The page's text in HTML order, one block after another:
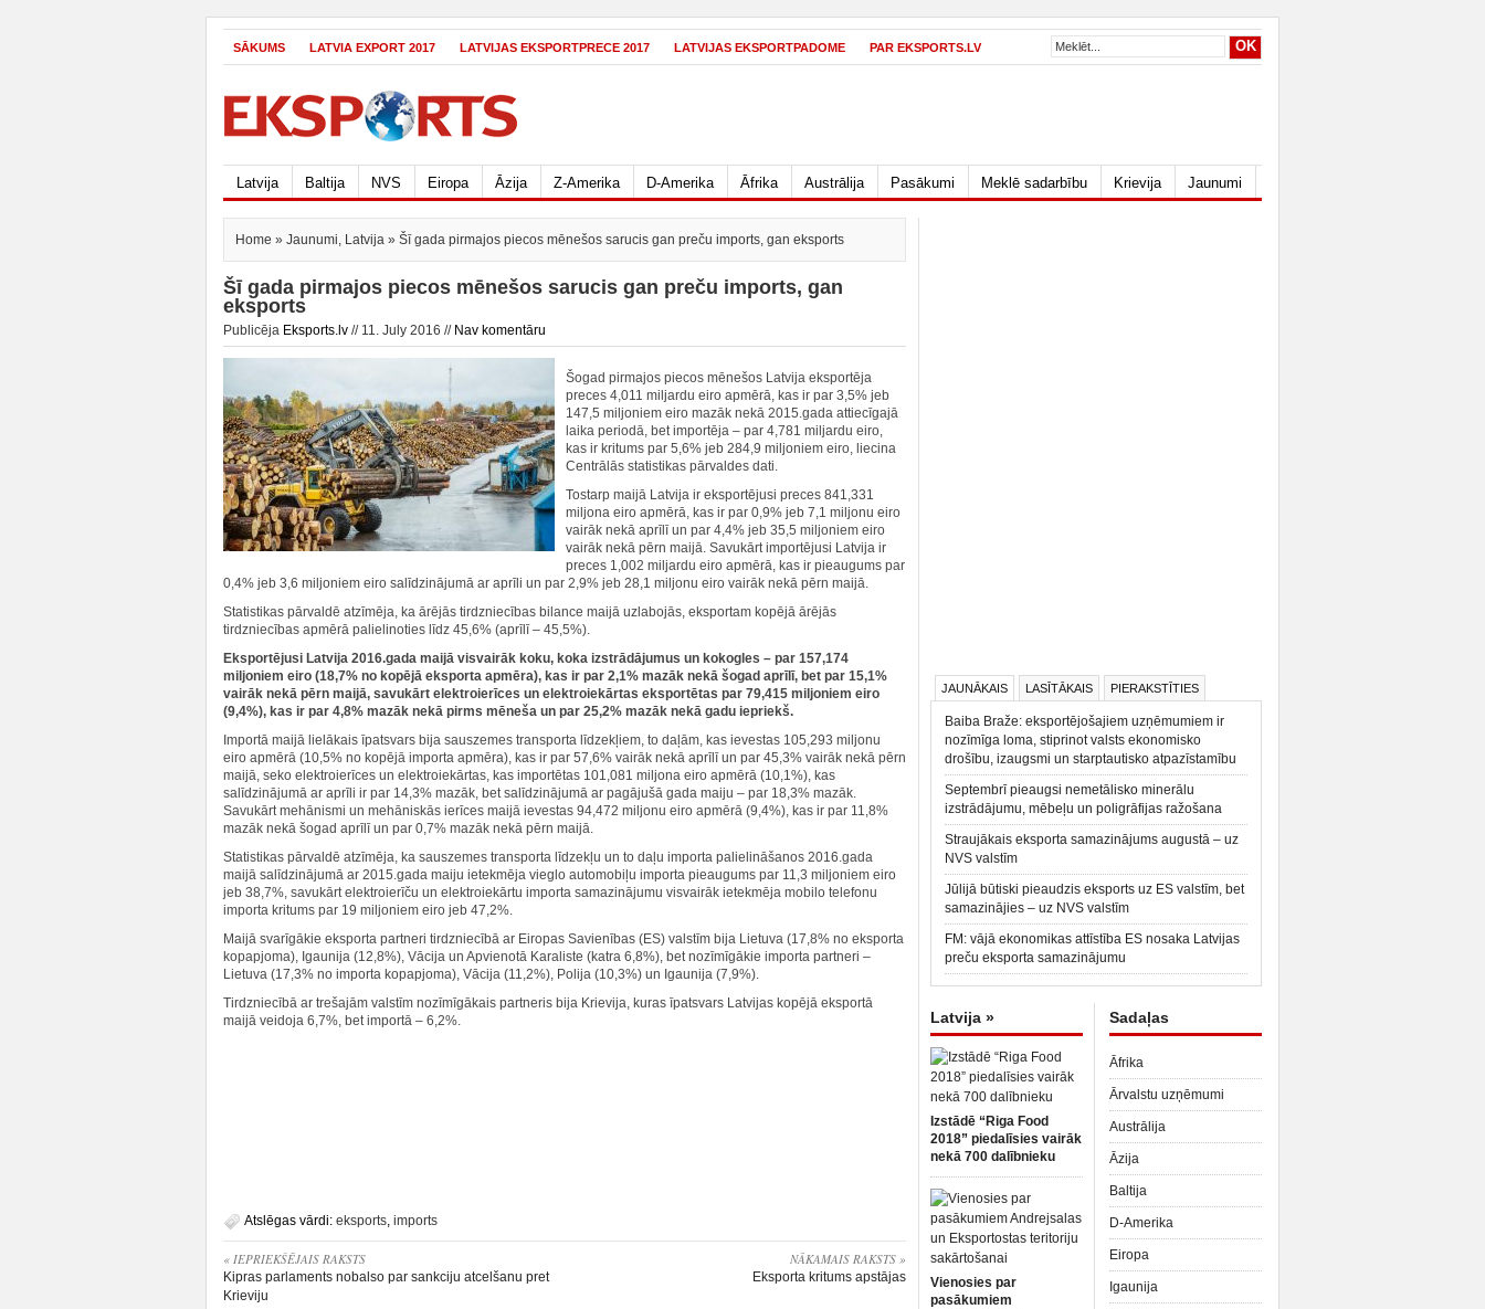
SĀKUMS LATVIA EXPORT 2017 LATVIJAS EKSPORTPRECE 2017 LATVIJAS EKSPORTPADOME PAR EKSPORTS.LV
Latvija Baltija NVS Eiropa Āzija Z-Amerika D-Amerika Āfrika Austrālija Pasākumi Meklē sadarbību Krievija Jaunumi
Home » Jaunumi, Latvija » Šī gada pirmajos piecos mēnešos sarucis gan preču imports, gan eksports
Šī gada pirmajos piecos mēnešos sarucis gan preču imports, gan
eksports
Publicēja Eksports.lv // 11. July 2016 // Nav komentāru
Šogad pirmajos piecos mēnešos Latvija eksportēja
preces 4,011 miljardu eiro apmērā, kas ir par 3,5% jeb
147,5 miljoniem eiro mazāk nekā 2015.gada attiecīgajā
laika periodā, bet importēja – par 4,781 miljardu eiro,
kas ir kritums par 5,6% jeb 284,9 miljoniem eiro, liecina
Centrālās statistikas pārvaldes dati.
Tostarp maijā Latvija ir eksportējusi preces 841,331
miljona eiro apmērā, kas ir par 0,9% jeb 7,1 miljonu eiro
vairāk nekā aprīlī un par 4,4% jeb 35,5 miljoniem eiro
vairāk nekā pērn maijā. Savukārt importējusi Latvija ir
preces 1,002 miljardu eiro apmērā, kas ir pieaugums par
0,4% jeb 3,6 miljoniem eiro salīdzinājumā ar aprīli un par 2,9% jeb 28,1 miljonu eiro vairāk nekā pērn maijā.
Statistikas pārvaldē atzīmēja, ka ārējās tirdzniecības bilance maijā uzlabojās, eksportam kopējā ārējās
tirdzniecības apmērā palielinoties līdz 45,6% (aprīlī – 45,5%).
Eksportējusi Latvija 2016.gada maijā visvairāk koku, koka izstrādājumus un kokogles – par 157,174
miljoniem eiro (18,7% no kopējā eksporta apmēra), kas ir par 2,1% mazāk nekā šogad aprīlī, bet par 15,1%
vairāk nekā pērn maijā, savukārt elektroierīces un elektroiekārtas eksportētas par 79,415 miljoniem eiro
(9,4%), kas ir par 4,8% mazāk nekā pirms mēneša un par 25,2% mazāk nekā gadu iepriekš.
Importā maijā lielākais īpatsvars bija sauszemes transporta līdzekļiem, to daļām, kas ievestas 105,293 miljonu
eiro apmērā (10,5% no kopējā importa apmēra), kas ir par 57,6% vairāk nekā aprīlī un par 45,3% vairāk nekā pērn
maijā, seko elektroierīces un elektroiekārtas, kas importētas 101,081 miljona eiro apmērā (10,1%), kas
salīdzinājumā ar aprīli ir par 14,3% mazāk, bet salīdzinājumā ar pagājušā gada maiju – par 18,3% mazāk.
Savukārt mehānismi un mehāniskās ierīces maijā ievestas 94,472 miljonu eiro apmērā (9,4%), kas ir par 11,8%
mazāk nekā šogad aprīlī un par 0,7% mazāk nekā pērn maijā.
Statistikas pārvaldē atzīmēja, ka sauszemes transporta līdzekļu un to daļu importa palielināšanos 2016.gada
maijā salīdzinājumā ar 2015.gada maiju ietekmēja vieglo automobiļu importa pieaugums par 11,3 miljoniem eiro
jeb 38,7%, savukārt elektroierīču un elektroiekārtu importa samazinājumu visvairāk ietekmēja mobilo telefonu
importa kritums par 19 miljoniem eiro jeb 47,2%.
Maijā svarīgākie eksporta partneri tirdzniecībā ar Eiropas Savienības (ES) valstīm bija Lietuva (17,8% no eksporta
kopapjoma), Igaunija (12,8%), Vācija un Apvienotā Karaliste (katra 6,8%), bet nozīmīgākie importa partneri –
Lietuva (17,3% no importa kopapjoma), Vācija (11,2%), Polija (10,3%) un Igaunija (7,9%).
Tirdzniecībā ar trešajām valstīm nozīmīgākais partneris bija Krievija, kuras īpatsvars Latvijas kopējā eksportā
maijā veidoja 6,7%, bet importā – 6,2%.
Atslēgas vārdi: eksports, imports
« IEPRIEKŠĒJAIS RAKSTS
Kipras parlaments nobalso par sankciju atcelšanu pret
Krieviju
NĀKAMAIS RAKSTS »
Eksporta kritums apstājas
JAUNĀKAIS LASĪTĀKAIS PIERAKSTĪTIES
Baiba Braže: eksportējošajiem uzņēmumiem ir
nozīmīga loma, stiprinot valsts ekonomisko
drošību, izaugsmi un starptautisko atpazīstamību
Septembrī pieaugsi nemetālisko minerālu
izstrādājumu, mēbeļu un poligrāfijas ražošana
Straujākais eksporta samazinājums augustā – uz
NVS valstīm
Jūlijā būtiski pieaudzis eksports uz ES valstīm, bet
samazinājies – uz NVS valstīm
FM: vājā ekonomikas attīstība ES nosaka Latvijas
preču eksporta samazinājumu
Latvija »
Izstādē “Riga Food
2018” piedalīsies vairāk
nekā 700 dalībnieku
Vienosies par
pasākumiem
Sadaļas
Āfrika
Ārvalstu uzņēmumi
Austrālija
Āzija
Baltija
D-Amerika
Eiropa
Igaunija